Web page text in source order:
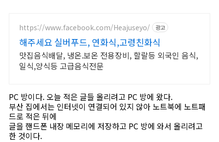
https://www.facebook.com/Heajuseyo/ 광고
해주세요 실버푸드, 연화식,고령친화식
맛집음식배달, 냉온.보온 전용장비, 할랄등 외국인 음식,
일식,양식등 고급음식전문
PC 방이다. 오늘 적은 글들 올리려고 PC 방에 왔다.
부산 집에서는 인터넷이 연결되어 있지 않아 노트북에 노트패
드로 적은 뒤에
글을 핸드폰 내장 메모리에 저장하고 PC 방에 와서 올리려고
한 것이다.